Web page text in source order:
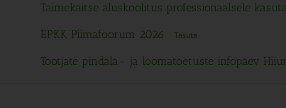
Taimekaitse aluskoolitus professionaalsele
EPKK Piimafoorum 2026 Tasuta
Tootjate pindala- ja loomatoetuste infopäev